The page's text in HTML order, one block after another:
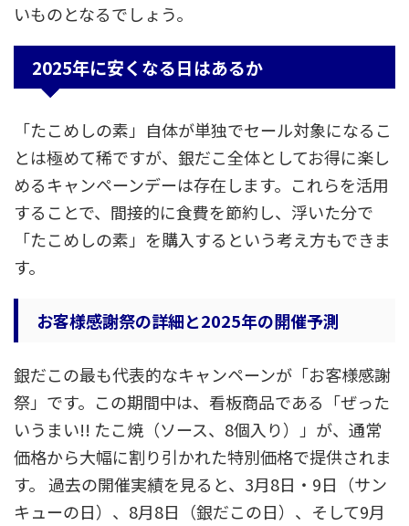
いものとなるでしょう。
2025年に安くなる日はあるか
「たこめしの素」自体が単独でセール対象になるこ
とは極めて稀ですが、銀だこ全体としてお得に楽し
めるキャンペーンデーは存在します。これらを活用
することで、間接的に食費を節約し、浮いた分で
「たこめしの素」を購入するという考え方もできま
す。
お客様感謝祭の詳細と2025年の開催予測
銀だこの最も代表的なキャンペーンが「お客様感謝
祭」です。この期間中は、看板商品である「ぜった
いうまい!! たこ焼（ソース、8個入り）」が、通常
価格から大幅に割り引かれた特別価格で提供されま
す。 過去の開催実績を見ると、3月8日・9日（サン
キューの日）、8月8日（銀だこの日）、そして9月